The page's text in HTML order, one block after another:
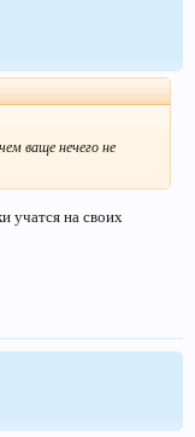
ваще нечего не
учатся на своих